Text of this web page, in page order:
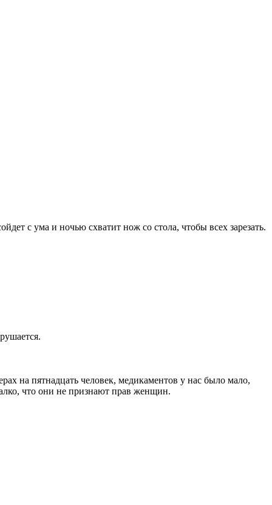
с ума и ночью схватит нож со стола, чтобы всех зарезать.
на пятнадцать человек, медикаментов у нас было мало,
что они не признают прав женщин.